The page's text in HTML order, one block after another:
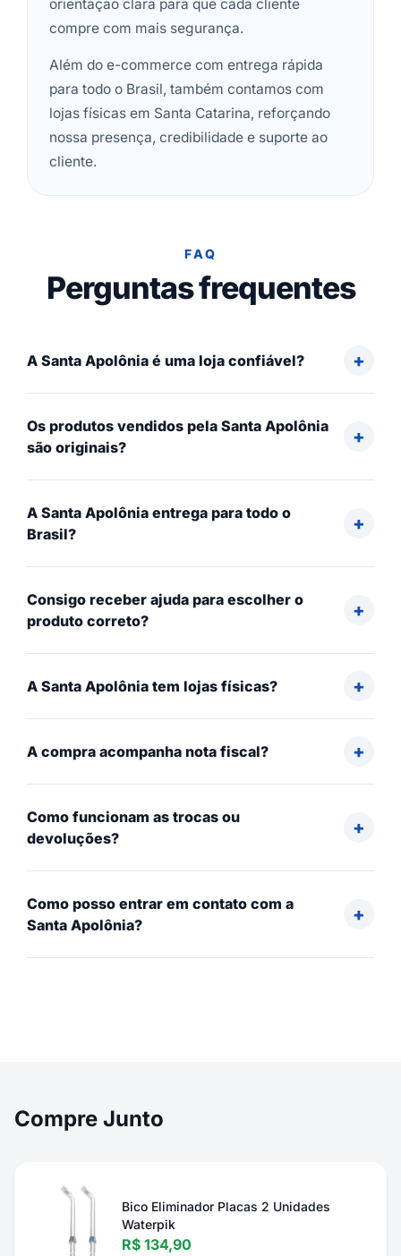
orientação clara para que cada cliente
compre com mais segurança.
Além do e-commerce com entrega rápida
para todo o Brasil, também contamos com
lojas físicas em Santa Catarina, reforçando
nossa presença, credibilidade e suporte ao
cliente.
FAQ
Perguntas frequentes
A Santa Apolônia é uma loja confiável?
Os produtos vendidos pela Santa Apolônia
são originais?
A Santa Apolônia entrega para todo o
Brasil?
Consigo receber ajuda para escolher o
produto correto?
A Santa Apolônia tem lojas físicas?
A compra acompanha nota fiscal?
Como funcionam as trocas ou
devoluções?
Como posso entrar em contato com a
Santa Apolônia?
Compre Junto
Bico Eliminador Placas 2 Unidades
Waterpik
R$ 134,90